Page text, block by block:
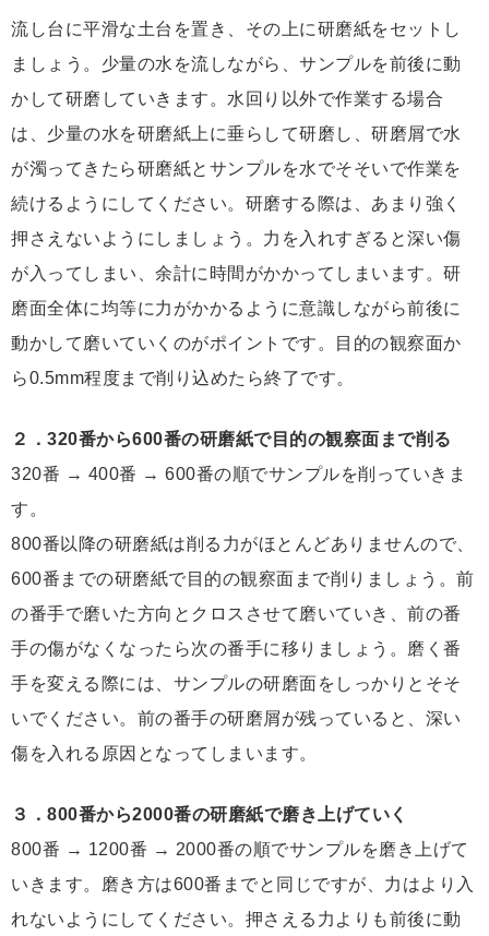
流し台に平滑な土台を置き、その上に研磨紙をセットし
ましょう。少量の水を流しながら、サンプルを前後に動
かして研磨していきます。水回り以外で作業する場合
は、少量の水を研磨紙上に垂らして研磨し、研磨屑で水
が濁ってきたら研磨紙とサンプルを水でそそいで作業を
続けるようにしてください。研磨する際は、あまり強く
押さえないようにしましょう。力を入れすぎると深い傷
が入ってしまい、余計に時間がかかってしまいます。研
磨面全体に均等に力がかかるように意識しながら前後に
動かして磨いていくのがポイントです。目的の観察面か
ら0.5mm程度まで削り込めたら終了です。
２．320番から600番の研磨紙で目的の観察面まで削る
320番 → 400番 → 600番の順でサンプルを削っていきま
す。
800番以降の研磨紙は削る力がほとんどありませんので、
600番までの研磨紙で目的の観察面まで削りましょう。前
の番手で磨いた方向とクロスさせて磨いていき、前の番
手の傷がなくなったら次の番手に移りましょう。磨く番
手を変える際には、サンプルの研磨面をしっかりとそそ
いでください。前の番手の研磨屑が残っていると、深い
傷を入れる原因となってしまいます。
３．800番から2000番の研磨紙で磨き上げていく
800番 → 1200番 → 2000番の順でサンプルを磨き上げて
いきます。磨き方は600番までと同じですが、力はより入
れないようにしてください。押さえる力よりも前後に動